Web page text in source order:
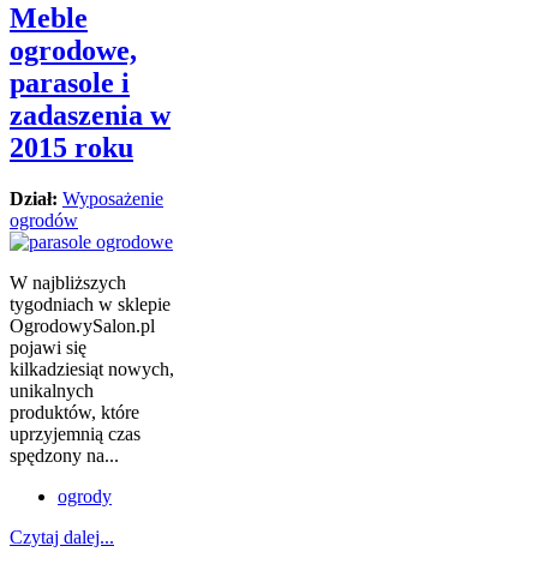
Meble
ogrodowe,
parasole i
zadaszenia w
2015 roku
Dział: Wyposażenie
ogrodów
W najbliższych
tygodniach w sklepie
OgrodowySalon.pl
pojawi się
kilkadziesiąt nowych,
unikalnych
produktów, które
uprzyjemnią czas
spędzony na...
ogrody
Czytaj dalej...